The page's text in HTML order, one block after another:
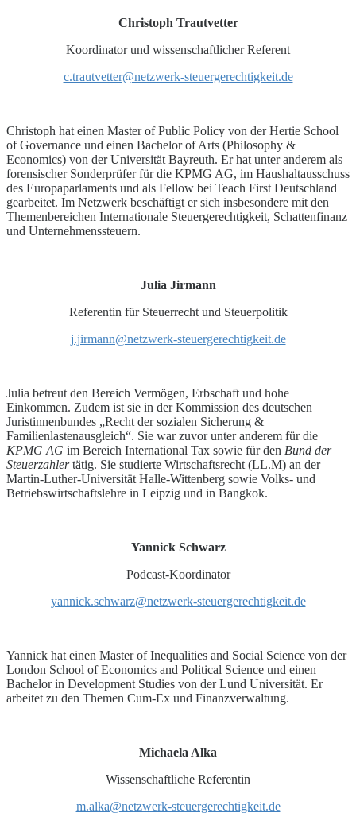
Christoph Trautvetter
Koordinator und wissenschaftlicher Referent
c.trautvetter@netzwerk-steuergerechtigkeit.de
Christoph hat einen Master of Public Policy von der Hertie School
of Governance und einen Bachelor of Arts (Philosophy &
Economics) von der Universität Bayreuth. Er hat unter anderem als
forensischer Sonderprüfer für die KPMG AG, im Haushaltausschuss
des Europaparlaments und als Fellow bei Teach First Deutschland
gearbeitet. Im Netzwerk beschäftigt er sich insbesondere mit den
Themenbereichen Internationale Steuergerechtigkeit, Schattenfinanz
und Unternehmenssteuern.
Julia Jirmann
Referentin für Steuerrecht und Steuerpolitik
j.jirmann@netzwerk-steuergerechtigkeit.de
Julia betreut den Bereich Vermögen, Erbschaft und hohe
Einkommen. Zudem ist sie in der Kommission des deutschen
Juristinnenbundes „Recht der sozialen Sicherung &
Familienlastenausgleich“. Sie war zuvor unter anderem für die
KPMG AG im Bereich International Tax sowie für den Bund der
Steuerzahlertätig. Sie studierte Wirtschaftsrecht (LL.M) an der
Martin-Luther-Universität Halle-Wittenberg sowie Volks- und
Betriebswirtschaftslehre in Leipzig und in Bangkok.
Yannick Schwarz
Podcast-Koordinator
yannick.schwarz@netzwerk-steuergerechtigkeit.de
Yannick hat einen Master of Inequalities and Social Science von der
London School of Economics and Political Science und einen
Bachelor in Development Studies von der Lund Universität. Er
arbeitet zu den Themen Cum-Ex und Finanzverwaltung.
Michaela Alka
Wissenschaftliche Referentin
m.alka@netzwerk-steuergerechtigkeit.de